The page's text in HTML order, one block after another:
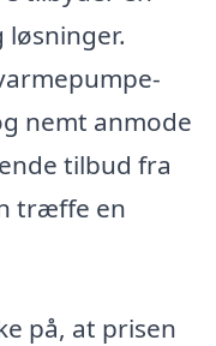
nemt anmode
tilbud fra
træffe en
på, at prisen